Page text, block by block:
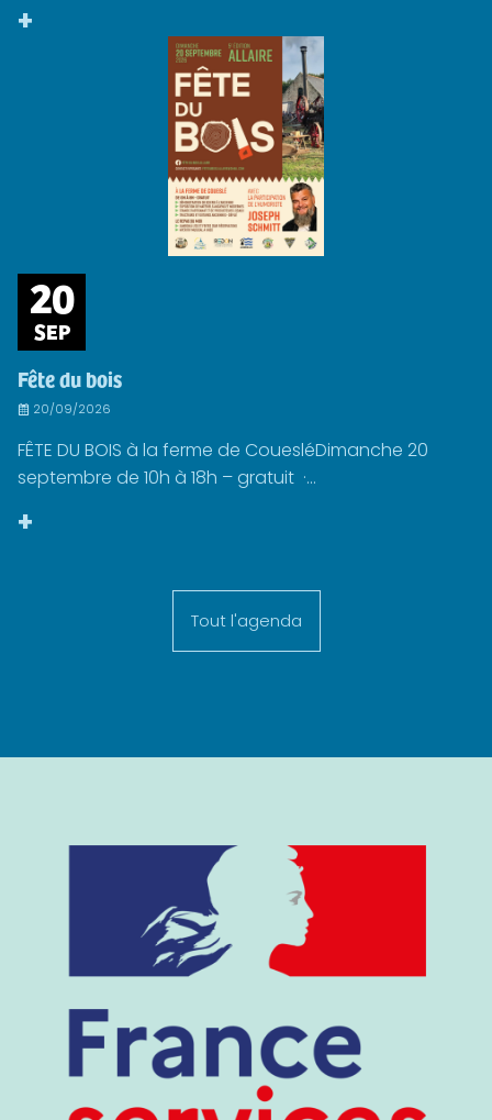
+
20
SEP
Fête du bois
20/09/2026
FÊTE DU BOIS à la ferme de CouesléDimanche 20
septembre de 10h à 18h – gratuit ·...
+
Tout l'agenda